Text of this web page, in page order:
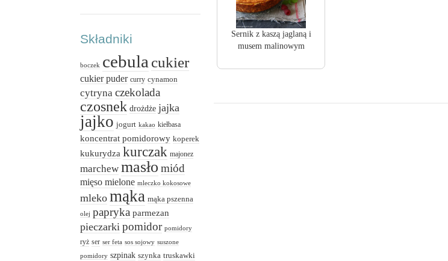
Składniki
boczek cebula cukier
cukier puder curry cynamon
cytryna czekolada
czosnek drożdże jajka
jajko jogurt kakao kiełbasa
koncentrat pomidorowy koperek
kukurydza kurczak majonez
marchew masło miód
mięso mielone mleczko kokosowe
mleko mąka mąka pszenna
olej papryka parmezan
pieczarki pomidor pomidory
ryż ser ser feta sos sojowy suszone
pomidory szpinak szynka truskawki
Sernik z kaszą jaglaną i
musem malinowym